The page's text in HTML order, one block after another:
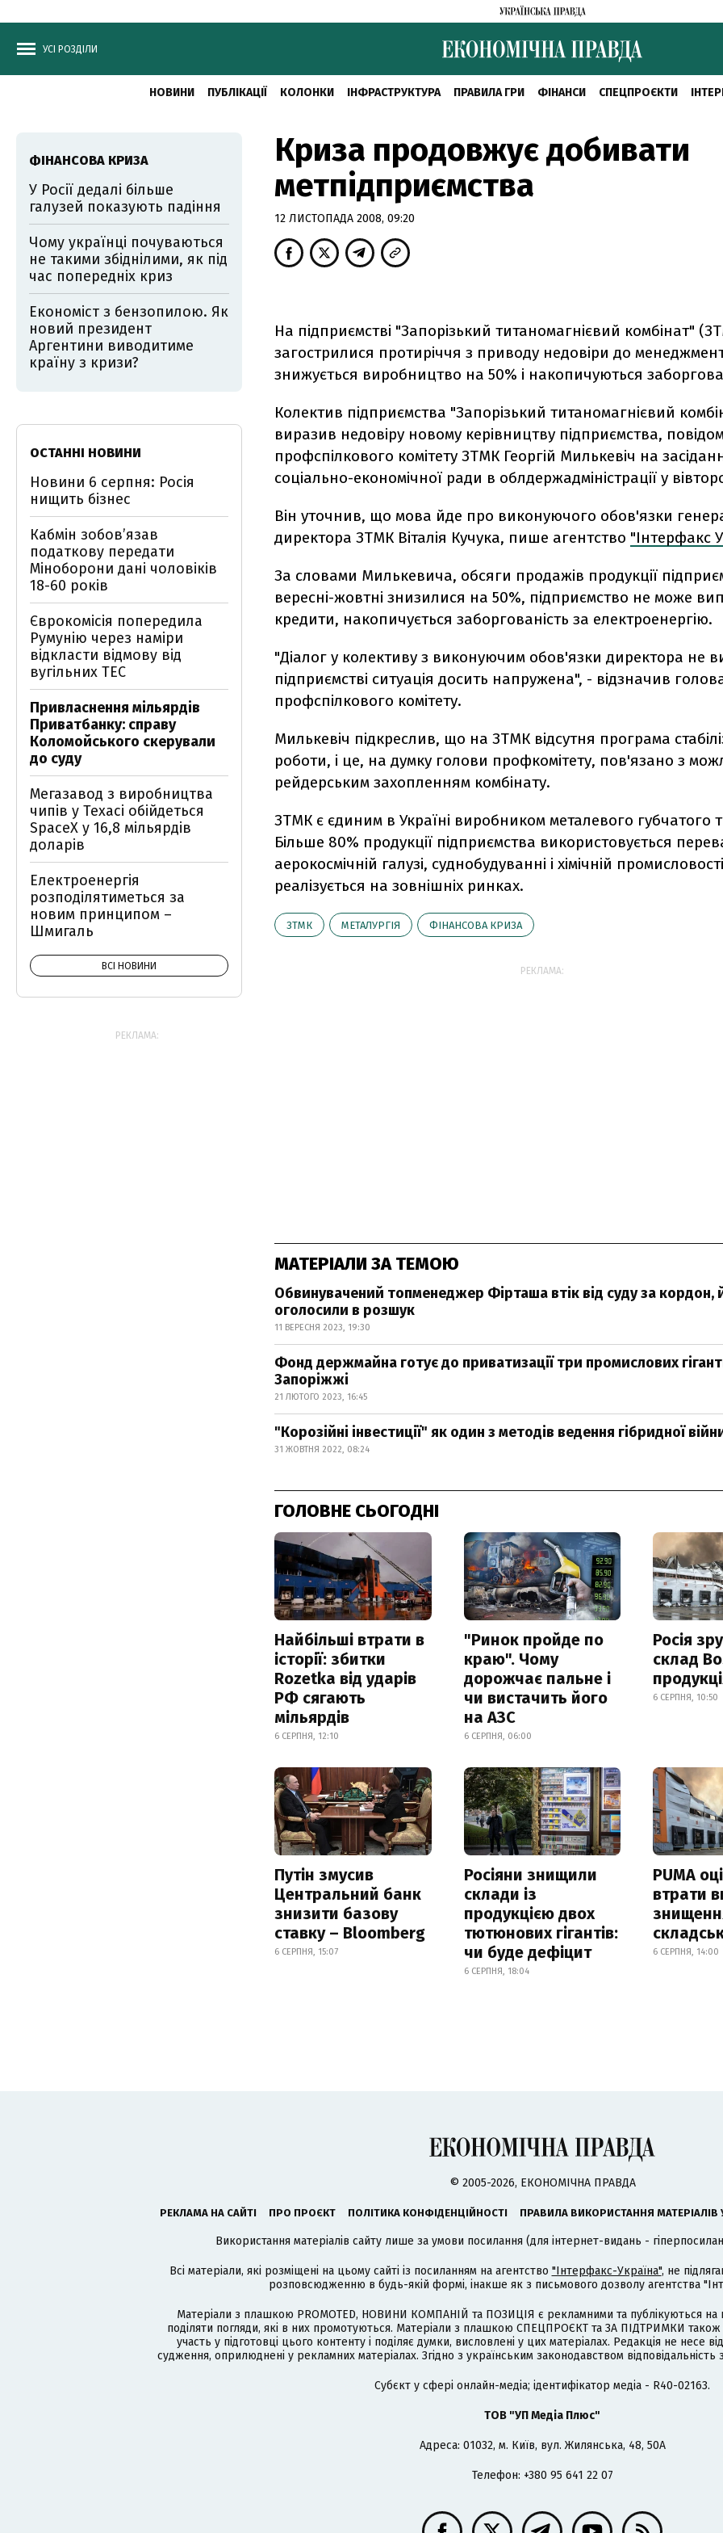
УСІ РОЗДІЛИ
НОВИНИ ПУБЛІКАЦІЇ КОЛОНКИ ІНФРАСТРУКТУРА ПРАВИЛА ГРИ ФІНАНСИ СПЕЦПРОЄКТИ
Криза продовжує добивати
метпідприємства
12 ЛИСТОПАДА 2008, 09:20
На підприємстві "Запорізький титаномагнієвий комбінат"
загострилися протиріччя з приводу недовіри до
знижується виробництво на 50% і накопичуються
Колектив підприємства "Запорізький титаномагнієвий
виразив недовіру новому керівництву підприємства,
профспілкового комітету ЗТМК Георгій Милькевіч на
соціально-економічної ради в облдержадміністрації у
Він уточнив, що мова йде про виконуючого обов'язки
директора ЗТМК Віталія Кучука, пише агентство "Інтерфакс
За словами Милькевича, обсяги продажів продукції
вересні-жовтні знизилися на 50%, підприємство не може
кредити, накопичується заборгованість за електроенергію.
"Діалог у колективу з виконуючим обов'язки директора не
підприємстві ситуація досить напружена", - відзначив
профспілкового комітету.
Милькевіч підкреслив, що на ЗТМК відсутня програма
роботи, і це, на думку голови профкомітету, пов'язано з
рейдерським захопленням комбінату.
ЗТМК є єдиним в Україні виробником металевого губчатого
Більше 80% продукції підприємства використовується
аерокосмічній галузі, суднобудуванні і хімічній
реалізується на зовнішніх ринках.
ЗТМК МЕТАЛУРГІЯ ФІНАНСОВА КРИЗА
РЕКЛАМА:
МАТЕРІАЛИ ЗА ТЕМОЮ
Обвинувачений топменеджер Фірташа втік від суду за кордон,
оголосили в розшук
11 ВЕРЕСНЯ 2023, 19:30
Фонд держмайна готує до приватизації три промислових
Запоріжжі
21 ЛЮТОГО 2023, 16:45
"Корозійні інвестиції" як один з методів ведення гібридної
31 ЖОВТНЯ 2022, 08:24
ГОЛОВНЕ СЬОГОДНІ
Найбільші втрати в
історії: збитки
Rozetka від ударів
РФ сягають
мільярдів
6 СЕРПНЯ, 12:10
"Ринок пройде по
краю". Чому
дорожчає пальне і
чи вистачить його
на АЗС
6 СЕРПНЯ, 06:00
Росія
склад
6 СЕРПНЯ, 10:50
Путін змусив
Центральний банк
знизити базову
ставку – Bloomberg
6 СЕРПНЯ, 15:07
Росіяни знищили
склади із
продукцією двох
тютюнових гігантів:
чи буде дефіцит
6 СЕРПНЯ, 18:04
PUMA
втрати
6 СЕРПНЯ, 14:00
ФІНАНСОВА КРИЗА
У Росії дедалі більше
галузей показують падіння
Чому українці почуваються
не такими збіднілими, як під
час попередніх криз
Економіст з бензопилою. Як
новий президент
Аргентини виводитиме
країну з кризи?
ОСТАННІ НОВИНИ
Новини 6 серпня: Росія
нищить бізнес
Кабмін зобовʼязав
податкову передати
Міноборони дані чоловіків
18-60 років
Єврокомісія попередила
Румунію через наміри
відкласти відмову від
вугільних ТЕС
Привласнення мільярдів
Приватбанку: справу
Коломойського скерували
до суду
Мегазавод з виробництва
чипів у Техасі обійдеться
SpaceX у 16,8 мільярдів
доларів
Електроенергія
розподілятиметься за
новим принципом –
Шмигаль
ВСІ НОВИНИ
РЕКЛАМА:
© 2005-2026, ЕКОНОМІЧНА ПРАВДА
РЕКЛАМА НА САЙТІ ПРО ПРОЄКТ ПОЛІТИКА КОНФІДЕНЦІЙНОСТІ ПРАВИЛА ВИКОРИСТАННЯ МАТЕРІАЛІВ
Використання матеріалів сайту лише за умови посилання (для інтернет-видань -
Всі матеріали, які розміщені на цьому сайті із посиланням на агентство "Інтерфакс-Україна", не
розповсюдженню в будь-якій формі, інакше як з письмового дозволу агентства
Матеріали з плашкою PROMOTED, НОВИНИ КОМПАНІЙ та ПОЗИЦІЯ є рекламними та публікуються на
поділяти погляди, які в них промотуються. Матеріали з плашкою СПЕЦПРОЄКТ та ЗА ПІДТРИМКИ
участь у підготовці цього контенту і поділяє думки, висловлені у цих матеріалах. Редакція не несе
судження, оприлюднені у рекламних матеріалах. Згідно з українським законодавством
Cубєкт у сфері онлайн-медіа; ідентифікатор медіа - R40-02163.
ТОВ "УП Медіа Плюс"
Адреса: 01032, м. Київ, вул. Жилянська, 48, 50А
Телефон: +380 95 641 22 07